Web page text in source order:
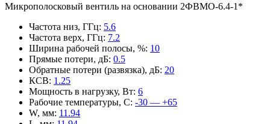
Микрополосковый вентиль на основании 2ФВМO-6.4-1*
Частота низ, ГГц: 5.6
Частота верх, ГГц: 7.2
Ширина рабочей полосы, %: 10
Прямые потери, дБ: 0.5
Обратные потери (развязка), дБ: 20
КСВ: 1.25
Мощность в нагрузку, Вт: 6
Рабочие температуры, С: -30 — +65
W, мм: 11.94